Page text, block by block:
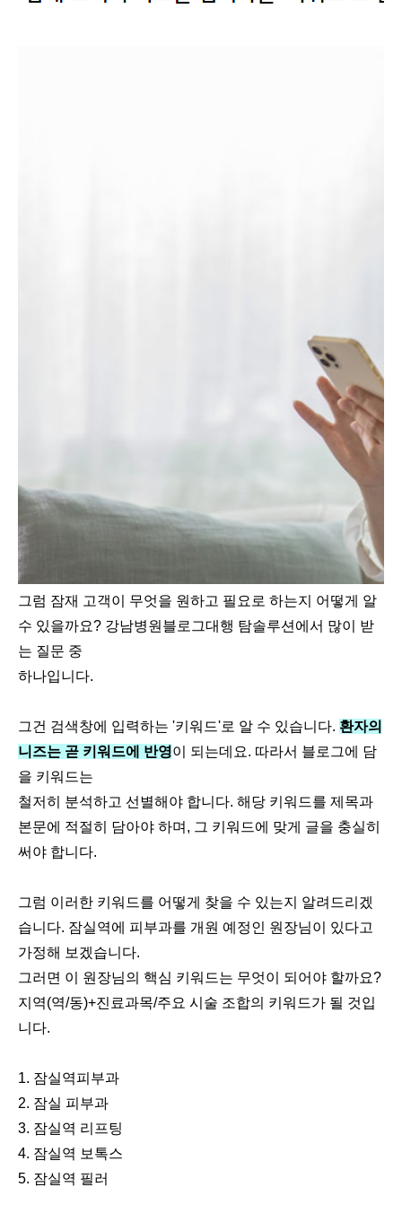
그럼 잠재 고객이 무엇을 원하고 필요로 하는지 어떻게 알
수 있을까요? 강남병원블로그대행 탐솔루션에서 많이 받
는 질문 중
하나입니다.
그건 검색창에 입력하는 '키워드'로 알 수 있습니다. 환자의
니즈는 곧 키워드에 반영이 되는데요. 따라서 블로그에 담
을 키워드는
철저히 분석하고 선별해야 합니다. 해당 키워드를 제목과
본문에 적절히 담아야 하며, 그 키워드에 맞게 글을 충실히
써야 합니다.
그럼 이러한 키워드를 어떻게 찾을 수 있는지 알려드리겠
습니다. 잠실역에 피부과를 개원 예정인 원장님이 있다고
가정해 보겠습니다.
그러면 이 원장님의 핵심 키워드는 무엇이 되어야 할까요?
지역(역/동)+진료과목/주요 시술 조합의 키워드가 될 것입
니다.
1. 잠실역피부과
2. 잠실 피부과
3. 잠실역 리프팅
4. 잠실역 보톡스
5. 잠실역 필러